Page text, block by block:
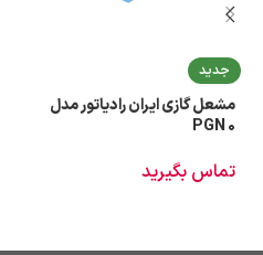
جدید
مشعل گازی ایران رادیاتور مدل
PGN 0
تماس بگیرید